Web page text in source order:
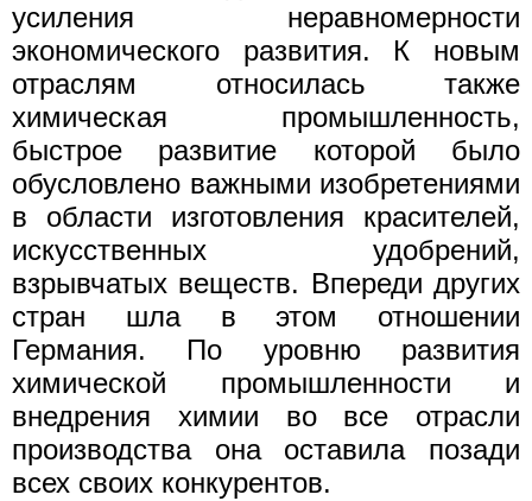
усиления неравномерности
экономического развития. К новым
отраслям относилась также
химическая промышленность,
быстрое развитие которой было
обусловлено важными изобретениями
в области изготовления красителей,
искусственных удобрений,
взрывчатых веществ. Впереди других
стран шла в этом отношении
Германия. По уровню развития
химической промышленности и
внедрения химии во все отрасли
производства она оставила позади
всех своих конкурентов.